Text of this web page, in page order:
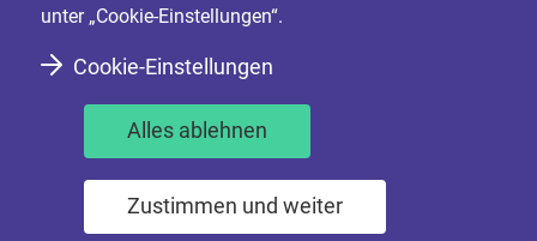
unter „Cookie-Einstellungen“.
Cookie-Einstellungen
Alles ablehnen
Zustimmen und weiter